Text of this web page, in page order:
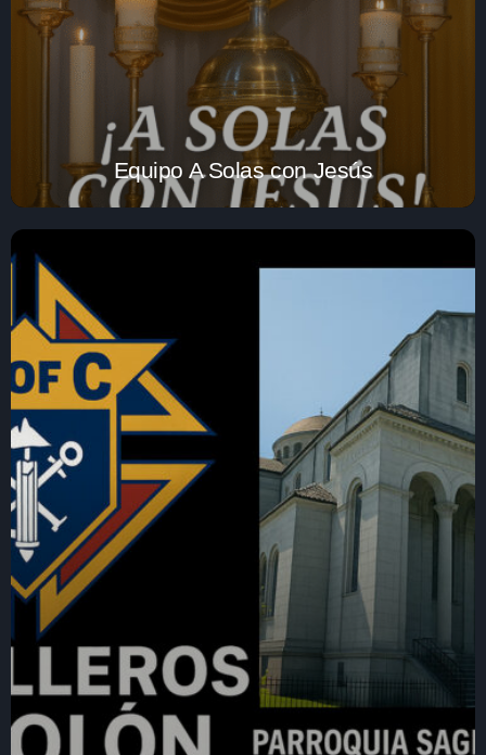
Equipo A Solas con Jesús